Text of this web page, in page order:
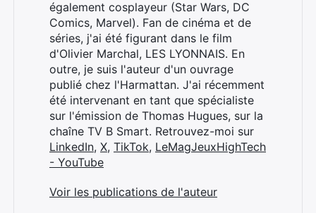
également cosplayeur (Star Wars, DC
Comics, Marvel). Fan de cinéma et de
séries, j'ai été figurant dans le film
d'Olivier Marchal, LES LYONNAIS. En
outre, je suis l'auteur d'un ouvrage
publié chez l'Harmattan. J'ai récemment
été intervenant en tant que spécialiste
sur l'émission de Thomas Hugues, sur la
chaîne TV B Smart. Retrouvez-moi sur
LinkedIn, X, TikTok, LeMagJeuxHighTech
- YouTube
Voir les publications de l'auteur